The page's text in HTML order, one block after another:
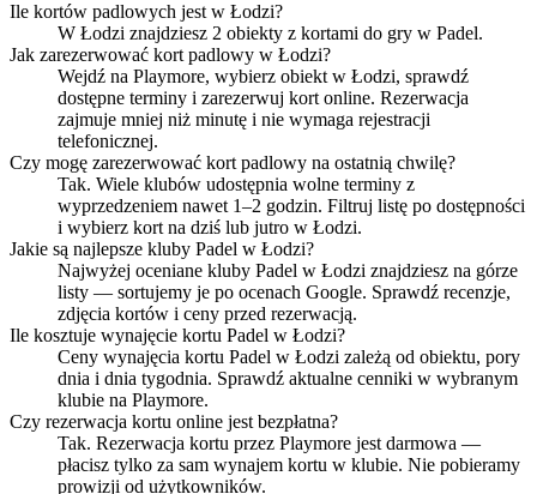
Ile kortów padlowych jest w Łodzi?
W Łodzi znajdziesz 2 obiekty z kortami do gry w Padel.
Jak zarezerwować kort padlowy w Łodzi?
Wejdź na Playmore, wybierz obiekt w Łodzi, sprawdź
dostępne terminy i zarezerwuj kort online. Rezerwacja
zajmuje mniej niż minutę i nie wymaga rejestracji
telefonicznej.
Czy mogę zarezerwować kort padlowy na ostatnią chwilę?
Tak. Wiele klubów udostępnia wolne terminy z
wyprzedzeniem nawet 1–2 godzin. Filtruj listę po dostępności
i wybierz kort na dziś lub jutro w Łodzi.
Jakie są najlepsze kluby Padel w Łodzi?
Najwyżej oceniane kluby Padel w Łodzi znajdziesz na górze
listy — sortujemy je po ocenach Google. Sprawdź recenzje,
zdjęcia kortów i ceny przed rezerwacją.
Ile kosztuje wynajęcie kortu Padel w Łodzi?
Ceny wynajęcia kortu Padel w Łodzi zależą od obiektu, pory
dnia i dnia tygodnia. Sprawdź aktualne cenniki w wybranym
klubie na Playmore.
Czy rezerwacja kortu online jest bezpłatna?
Tak. Rezerwacja kortu przez Playmore jest darmowa —
płacisz tylko za sam wynajem kortu w klubie. Nie pobieramy
prowizji od użytkowników.